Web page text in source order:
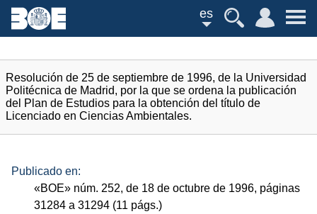
es
Resolución de 25 de septiembre de 1996, de la Universidad
Politécnica de Madrid, por la que se ordena la publicación
del Plan de Estudios para la obtención del título de
Licenciado en Ciencias Ambientales.
Publicado en:
«BOE» núm. 252, de 18 de octubre de 1996, páginas
31284 a 31294 (11 págs.)